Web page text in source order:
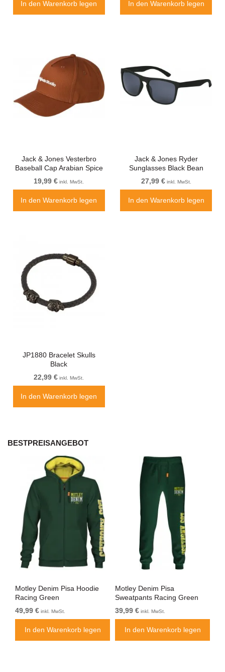
In den Warenkorb legen In den Warenkorb legen
Jack & Jones Vesterbro
Baseball Cap Arabian Spice
19,99 € inkl. MwSt.
In den Warenkorb legen
Jack & Jones Ryder
Sunglasses Black Bean
27,99 €inkl. MwSt.
In den Warenkorb legen
JP1880 Bracelet Skulls
Black
22,99 € inkl. MwSt.
In den Warenkorb legen
BESTPREISANGEBOT
Motley Denim Pisa Hoodie
Racing Green
49,99 € inkl. MwSt.
In den Warenkorb legen
Motley Denim Pisa
Sweatpants Racing Green
39,99 € inkl. MwSt.
In den Warenkorb legen